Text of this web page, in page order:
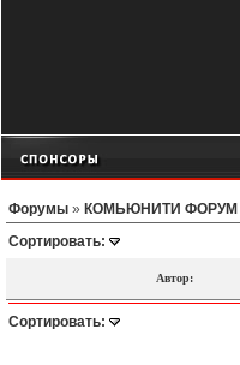
Форумы » КОМЬЮНИТИ ФОРУМ
Сортировать:
Автор:
Сортировать: